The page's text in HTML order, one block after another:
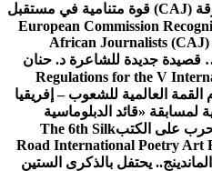
الأوروبية: مؤتمر الصحفيين الأفارقة (CAJ) قوة متنامية في مستقبل
European Commission
African Journalists (CAJ)
جديدة للشاعرة د. حنان
Regulations for the V
القمة العالمية للشعوب – إفريقيا
لمسابقة «قائد الدبلوماسية
على الكتبThe 6th Silk
Road International Poetry Art
يحتفل بالذكرى الستين